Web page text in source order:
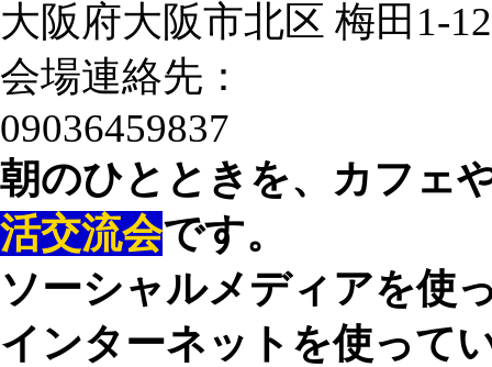
大阪府大阪市北区 梅田1-
会場連絡先：
09036459837
朝のひとときを、カフェ
活交流会です。
ソーシャルメディアを使
インターネットを使って